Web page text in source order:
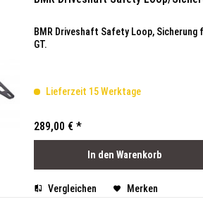
BMR Driveshaft Safety Loop, Sicherung
GT.
Lieferzeit 15 Werktage
289,00 € *
In den Warenkorb
Vergleichen Merken